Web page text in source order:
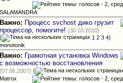
SALAMANDRA
Важно: Процесс svchost дико грузит
процессор, помогите! (30.03.2010)
(
1 2 3 4)
monotonik
Важно: Грамотная установка Windows
с возможностью восстановления
(07.06.2007) (
Matrox